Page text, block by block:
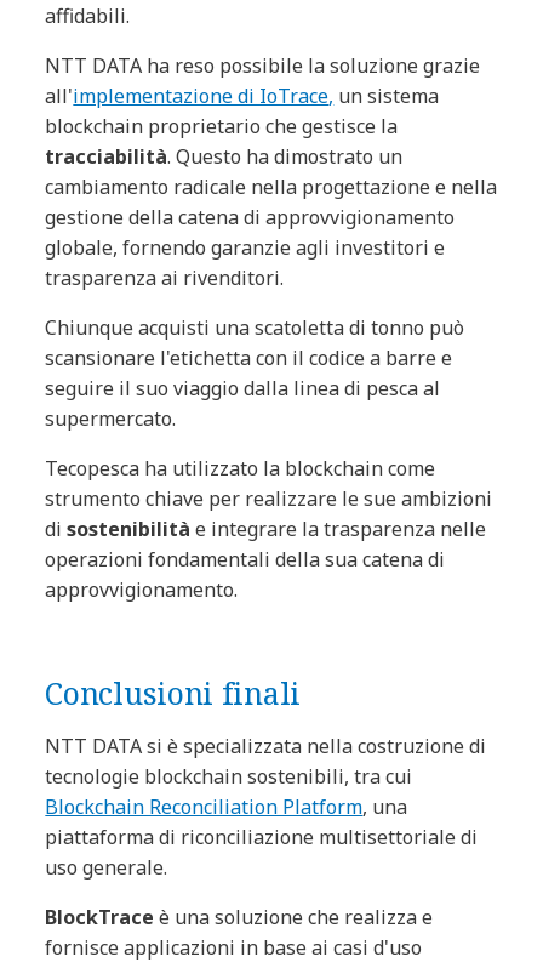
affidabili.
NTT DATA ha reso possibile la soluzione grazie
all'implementazione di IoTrace, un sistema
blockchain proprietario che gestisce la
tracciabilità. Questo ha dimostrato un
cambiamento radicale nella progettazione e nella
gestione della catena di approvvigionamento
globale, fornendo garanzie agli investitori e
trasparenza ai rivenditori.
Chiunque acquisti una scatoletta di tonno può
scansionare l'etichetta con il codice a barre e
seguire il suo viaggio dalla linea di pesca al
supermercato.
Tecopesca ha utilizzato la blockchain come
strumento chiave per realizzare le sue ambizioni
disostenibilità e integrare la trasparenza nelle
operazioni fondamentali della sua catena di
approvvigionamento.
Conclusioni finali
NTT DATA si è specializzata nella costruzione di
tecnologie blockchain sostenibili, tra cui
Blockchain Reconciliation Platform, una
piattaforma di riconciliazione multisettoriale di
uso generale.
BlockTrace è una soluzione che realizza e
fornisce applicazioni in base ai casi d'uso